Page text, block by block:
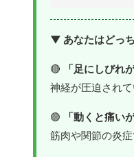
▼ あなたはどっ
🔴
「足にしびれ
神経が圧迫され
🟢
「動くと痛い
筋肉や関節の炎症